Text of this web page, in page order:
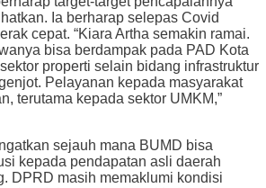
Ia berharap selepas Covid
cepat. “Kiara Artha semakin ramai.
bisa berdampak pada PAD Kota
properti selain bidang infrastruktur
Pelayanan kepada masyarakat
terutama kepada sektor UMKM,”
sejauh mana BUMD bisa
kepada pendapatan asli daerah
DPRD masih memaklumi kondisi